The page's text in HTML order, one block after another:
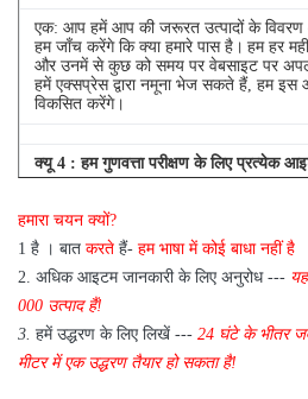
एक: आप हमें आप की जरूरत उत्पादों के
हम जाँच करेंगे कि क्या हमारे पास है। हम हर
और उनमें से कुछ को समय पर वेबसाइट पर
हमें एक्सप्रेस द्वारा नमूना भेज सकते हैं, हम
विकसित करेंगे।
क्यू 4 : हम गुणवत्ता परीक्षण के लिए प्रत्येक
आप स्टॉक में की जरूरत है
हमारा चयन क्यों?
1 है । बात करते हैं- हम भाषा में कोई बाधा नहीं है
2. अधिक आइटम जानकारी के लिए अनुरोध ---
000 उत्पाद हैं!
3. हमें उद्धरण के लिए लिखें --- 24 घंटे के भीतर
मीटर में एक उद्धरण तैयार हो सकता है!